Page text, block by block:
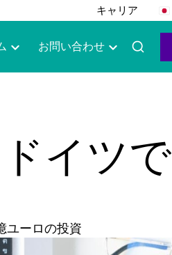
キャリア
お問い合わせ
イツで
ユーロの投資